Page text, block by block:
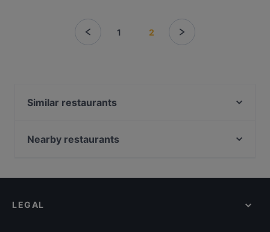
1 2
Similar restaurants
Sankt Petersburg
Pizza Cento
Nearby restaurants
Domo Mea – Sardisches Restaurant
LEGAL